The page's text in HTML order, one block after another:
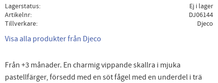
Lagerstatus
Ej i lager
Artikelnr
DJ06144
Tillverkare
Djeco
Visa alla produkter från Djeco
Från +3 månader. En charmig vippande skallra i mjuka
pastellfärger, försedd med en söt fågel med en underdel i trä